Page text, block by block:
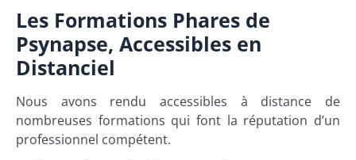
Les Formations Phares de
Psynapse, Accessibles en
Distanciel
Nous avons rendu accessibles à distance de
nombreuses formations qui font la réputation d’un
professionnel compétent.